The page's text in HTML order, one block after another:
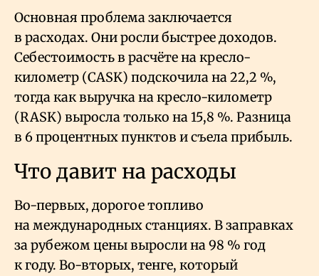
Основная проблема заключается
в расходах. Они росли быстрее доходов.
Себестоимость в расчёте на кресло-
километр (CASK) подскочила на 22,2 %,
тогда как выручка на кресло-километр
(RASK) выросла только на 15,8 %. Разница
в 6 процентных пунктов и съела прибыль.
Что давит на расходы
Во-первых, дорогое топливо
на международных станциях. В заправках
за рубежом цены выросли на 98 % год
к году. Во-вторых, тенге, который